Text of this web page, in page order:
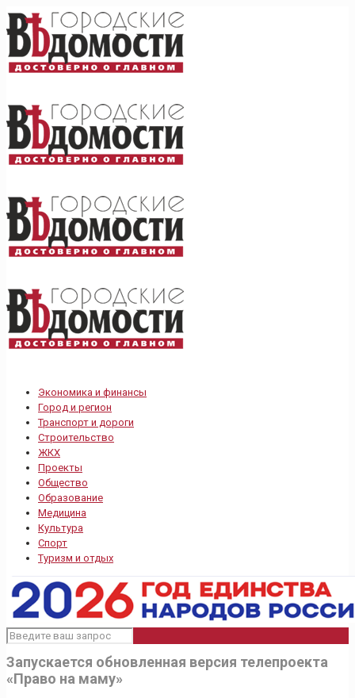
Экономика и финансы
Город и регион
Транспорт и дороги
Строительство
ЖКХ
Проекты
Общество
Образование
Медицина
Культура
Спорт
Туризм и отдых
Запускается обновленная версия телепроекта
«Право на маму»